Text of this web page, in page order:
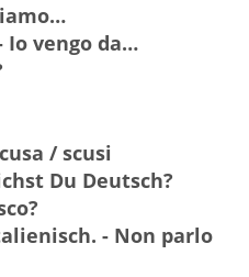
Io vengo da…
/ scusi
Du Deutsch?
- Non parlo